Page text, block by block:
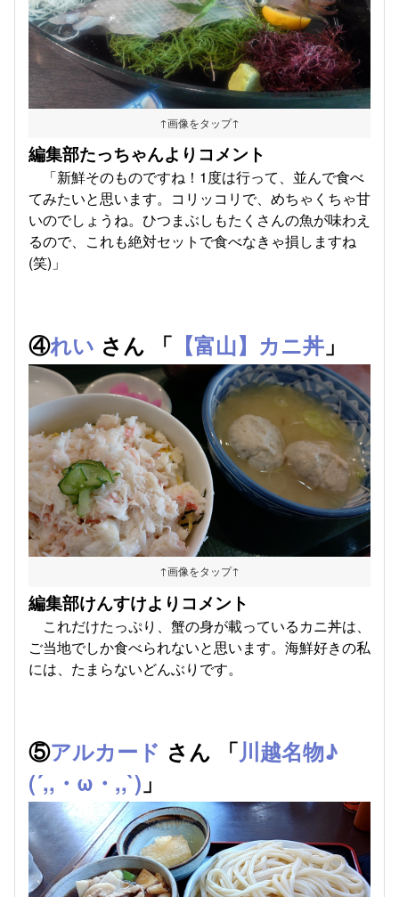
↑画像をタップ↑
編集部たっちゃんよりコメント
「新鮮そのものですね！1度は行って、並んで食べ
てみたいと思います。コリッコリで、めちゃくちゃ甘
いのでしょうね。ひつまぶしもたくさんの魚が味わえ
るので、これも絶対セットで食べなきゃ損しますね
(笑)」
④れい さん 「 【富山】カニ丼 」
↑画像をタップ↑
編集部けんすけよりコメント
これだけたっぷり、蟹の身が載っているカニ丼は、
ご当地でしか食べられないと思います。海鮮好きの私
には、たまらないどんぶりです。
⑤アルカード さん 「川越名物♪
(´,,・ω・,,`) 」